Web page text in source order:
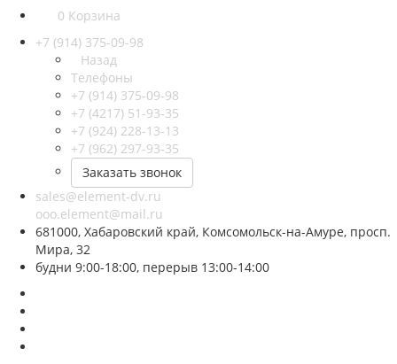
0 Корзина
+7 (914) 375-09-98
Назад
Телефоны
+7 (914) 375-09-98
+7 (4217) 51-93-35
+7 (924) 228-13-13
+7 (962) 297-93-35
Заказать звонок
sales@element-dv.ru
ooo.element@mail.ru
681000, Хабаровский край, Комсомольск-на-Амуре, просп.
Мира, 32
будни 9:00-18:00, перерыв 13:00-14:00